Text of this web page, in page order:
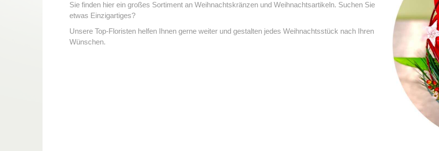
Sie finden hier ein großes Sortiment an Weihnachtskränzen und Weihnachtsartikeln. Suchen Sie
etwas Einzigartiges?
Unsere Top-Floristen helfen Ihnen gerne weiter und gestalten jedes Weihnachtsstück nach Ihren
Wünschen.